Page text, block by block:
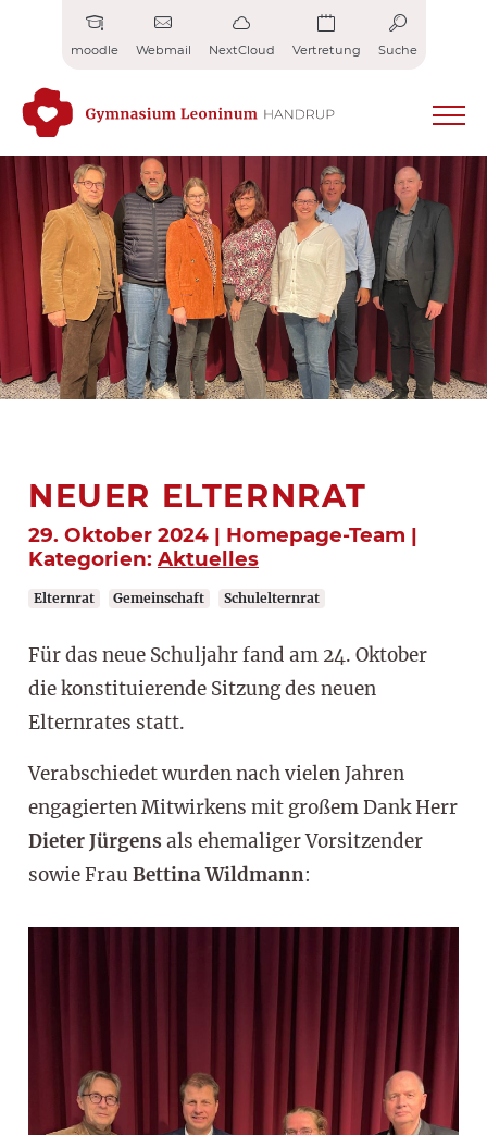
moodle Webmail NextCloud Vertretung Suche
NEUER ELTERNRAT
29. Oktober 2024 | Homepage-Team |
Kategorien: Aktuelles
Elternrat Gemeinschaft Schulelternrat
Für das neue Schuljahr fand am 24. Oktober
die konstituierende Sitzung des neuen
Elternrates statt.
Verabschiedet wurden nach vielen Jahren
engagierten Mitwirkens mit großem Dank Herr
Dieter Jürgens als ehemaliger Vorsitzender
sowie Frau Bettina Wildmann: